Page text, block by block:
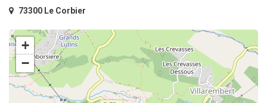
73300 Le Corbier
+
−